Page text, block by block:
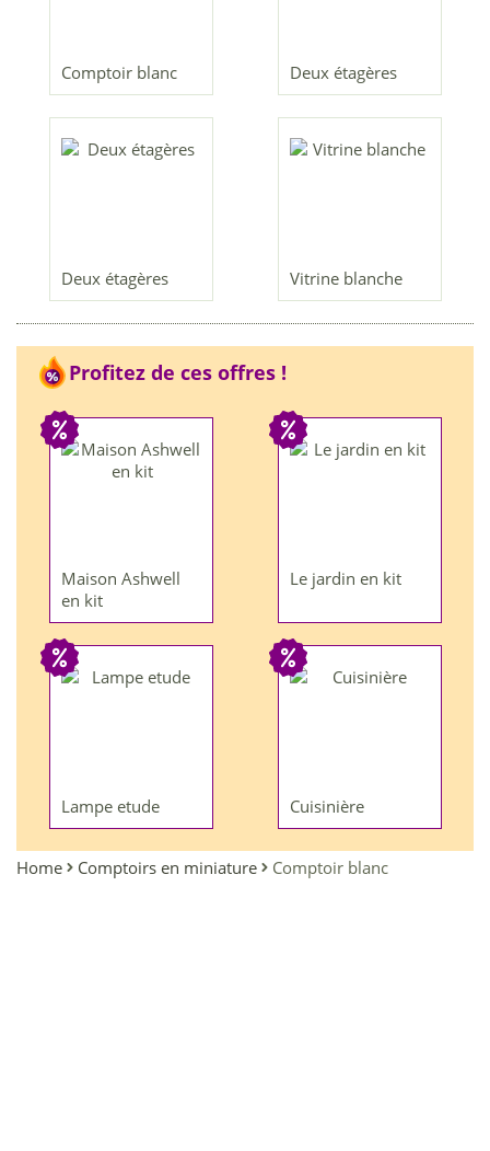
Comptoir blanc Deux étagères
Deux étagères Vitrine blanche
Profitez de ces offres !
Maison Ashwell
en kit
Le jardin en kit
Lampe etude Cuisinière
Home Comptoirs en miniature Comptoir blanc